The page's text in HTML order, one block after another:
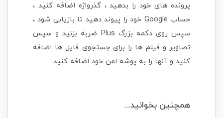
پرونده های خود را بدهید ، گذرواژه اضافه کنید ،
حساب Google خود را پیوند دهید تا بازیابی شود ،
سپس روی دکمه بزرگ Plus ضربه بزنید و سپس
تصاویر و فیلم ها را برای جستجوی فایل ها اضافه
کنید و آنها را به پوشه امن خود اضافه کنید.
همچنین بخوانید...